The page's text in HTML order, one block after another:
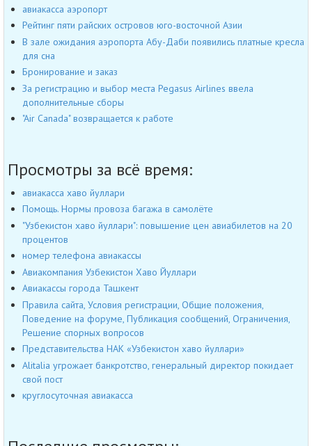
авиакасса аэропорт
Рейтинг пяти райских островов юго-восточной Азии
В зале ожидания аэропорта Абу-Даби появились платные кресла
для сна
Бронирование и заказ
За регистрацию и выбор места Pegasus Airlines ввела
дополнительные сборы
"Air Canada" возвращается к работе
Просмотры за всё время:
авиакасса хаво йуллари
Помощь. Нормы провоза багажа в самолёте
"Узбекистон хаво йуллари": повышение цен авиабилетов на 20
процентов
номер телефона авиакассы
Авиакомпания Узбекистон Хаво Йуллари
Авиакассы города Ташкент
Правила сайта, Условия регистрации, Общие положения,
Поведение на форуме, Публикация сообщений, Ограничения,
Решение спорных вопросов
Представительства НАК «Узбекистон хаво йуллари»
Alitalia угрожает банкротство, генеральный директор покидает
свой пост
круглосуточная авиакасса